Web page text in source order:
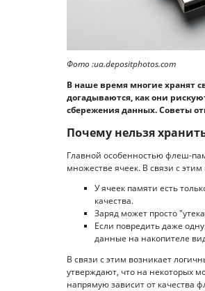
Фото :ua.depositphotos.com
В наше время многие хранят
догадываются, как они
сбережения данных. Советы
Почему нельзя
Главной особенностью флеш-
множестве ячеек. В связи с
У ячеек памяти есть
качества.
Заряд может просто
Если повредить даже
данные на накопителе
В связи с этим возникает
утверждают, что на некоторых
напрямую зависит от качества